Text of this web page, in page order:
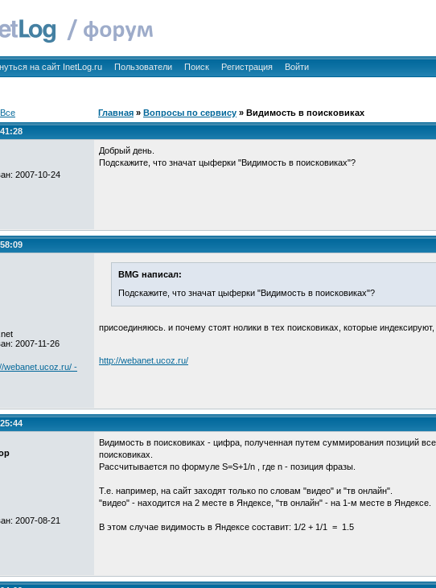
на сайт InetLog.ru Пользователи Поиск Регистрация Войти
Все Главная » Вопросы по сервису » Видимость в поисковиках
2007-10-24
Добрый день.
Подскажите, что значат цыферки "Видимость в поисковиках"?
2007-11-26
webanet.ucoz.ru/ -
BMG написал:
Подскажите, что значат цыферки "Видимость в поисковиках"?
присоединяюсь. и почему стоят нолики в тех поисковиках, которые
http://webanet.ucoz.ru/
2007-08-21
Видимость в поисковиках - цифра, полученная путем суммирования позиций
поисковиках.
Рассчитывается по формуле S=S+1/n , где n - позиция фразы.
Т.е. например, на сайт заходят только по словам "видео" и "тв онлайн".
"видео" - находится на 2 месте в Яндексе, "тв онлайн" - на 1-м месте в Яндексе.
В этом случае видимость в Яндексе составит: 1/2 + 1/1 = 1.5